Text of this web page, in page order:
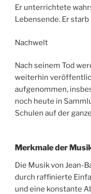
Er unterrichtete
Lebensende. Er
Nachwelt
Nach seinem Tod
weiterhin
aufgenommen,
noch heute in
Schulen auf der
Merkmale der
Die Musik von Jean-
durch raffinierte
und eine konstante